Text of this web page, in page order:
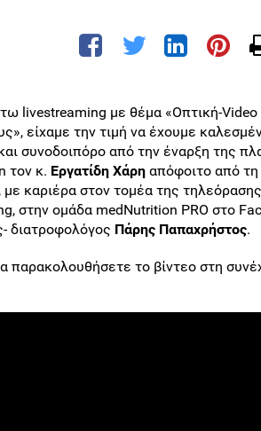
livestreaming με θέμα «Οπτική-Video
είχαμε την τιμή να έχουμε
συνοδοιπόρο από την έναρξη της
τον κ. Εργατίδη Χάρη απόφοιτο από
με καριέρα στον τομέα της
στην ομάδα medNutrition PRO στο
διατροφολόγος Πάρης Παπαχρήστος.
παρακολουθήσετε το βίντεο στη